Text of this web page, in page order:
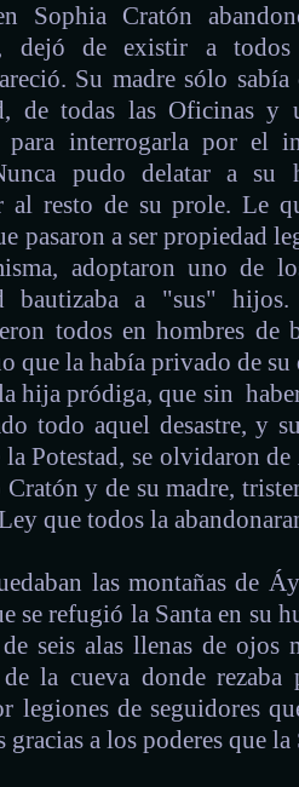
Sophia Cratón
dejó de existir a
Su madre sólo
de todas las Oficinas y
para interrogarla por el
pudo delatar a su
al resto de su prole. Le
pasaron a ser propiedad
adoptaron uno de
bautizaba a "sus"
todos en hombres de
que la había privado de
hija pródiga, que sin
todo aquel desastre, y
Potestad, se olvidaron
y de su madre,
que todos la
las montañas de
se refugió la Santa en su
de seis alas llenas de
de la cueva donde
legiones de seguidores
gracias a los poderes que